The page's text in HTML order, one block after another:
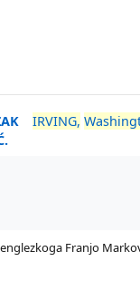
IRVING,
Franjo